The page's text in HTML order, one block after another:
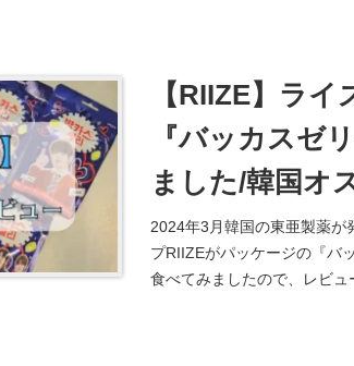
【RIIZE】ラ
『バッカスゼ
ました/韓国オ
2024年3月韓国の東亜製薬が
プRIIZEがパッケージの『バ
食べてみましたので、レビュ